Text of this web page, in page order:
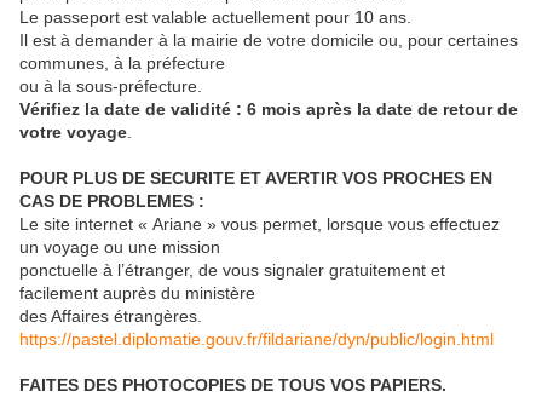
Le passeport est valable actuellement pour 10 ans.
Il est à demander à la mairie de votre domicile ou, pour certaines
communes, à la préfecture
ou à la sous-préfecture.
Vérifiez la date de validité : 6 mois après la date de retour de
votre voyage
POUR PLUS DE SECURITE ET AVERTIR VOS PROCHES EN
CAS DE PROBLEMES :
Le site internet « Ariane » vous permet, lorsque vous effectuez
un voyage ou une mission
ponctuelle à l’étranger, de vous signaler gratuitement et
facilement auprès du ministère
des Affaires étrangères.
https://pastel.diplomatie.gouv.fr/fildariane/dyn/public/login.html
FAITES DES PHOTOCOPIES DE TOUS VOS PAPIERS.